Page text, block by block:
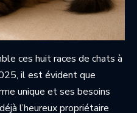
ces huit races de chats à
il est évident que
unique et ses besoins
l’heureux propriétaire